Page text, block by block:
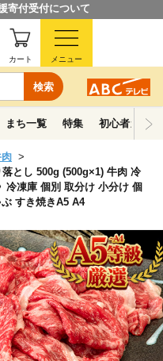
寄付受付について
検索
カート メニュー
まち一覧 特集 初心者ガイド
とし 500g (500g×1) 牛肉 冷
冷凍庫 個別 取分け 小分け 個
すき焼きA5 A4